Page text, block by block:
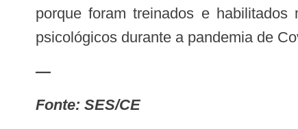
porque foram treinados e
psicológicos durante a pandemia de
—
Fonte: SES/CE